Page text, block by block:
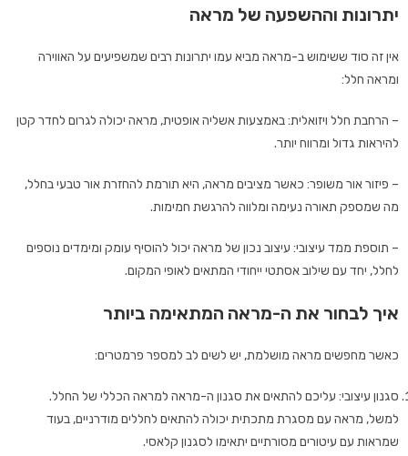
יתרונות וההשפעה של מראה
אין זה סוד ששימוש ב-מראה מביא עמו יתרונות רבים שמשפיעים על האווירה
ומראה חלל:
– הרחבת חלל ויזואלית: באמצעות אשליה אופטית, מראה יכולה לגרום לחדר קטן
להיראות גדול ומרווח יותר.
– פיזור אור משופר: כאשר מציבים מראה, היא תורמת להחזרת אור טבעי בחלל,
מה שמספק תאורה נעימה ומלווה להרגשת חמימות.
– תוספת ממד עיצובי: עיצוב נכון של מראה יכול להוסיף עומק ומימדים נוספים
לחלל, יחד עם שילוב אסתטי ייחודי המתאים לאופי המקום.
איך לבחור את ה-מראה המתאימה ביותר
כאשר מחפשים מראה מושלמת, יש לשים לב למספר פרמטרים:
סגנון עיצובי: עליכם להתאים את סגנון ה-מראה למראה הכללי של החלל.
למשל, מראה עם מסגרת מתכתית יכולה להתאים לחללים מודרניים, בעוד
שמראות עם עיטורים מסורתיים יתאימו לסגנון קלאסי.